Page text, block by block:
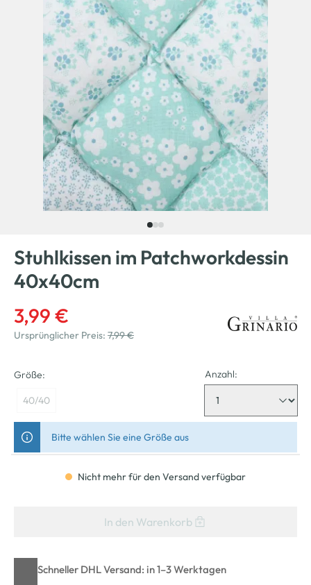
Stuhlkissen im Patchworkdessin
40x40cm
3,99 €
Ursprünglicher Preis: 7,99 €
Größe:
40/40
Anzahl:
Bitte wählen Sie eine Größe aus
Nicht mehr für den Versand verfügbar
In den Warenkorb
Schneller DHL Versand: in 1–3 Werktagen